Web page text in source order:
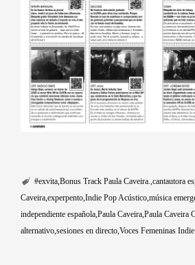
#exvita Bonus Track Paula Caveira. cantautora
Caveira experpento Indie Pop Acústico música
independiente española Paula Caveira Paula Caveira
alternativo sesiones en directo Voces Femeninas Indie